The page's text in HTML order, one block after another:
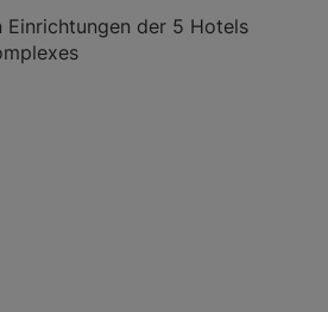
Einrichtungen der 5 Hotels